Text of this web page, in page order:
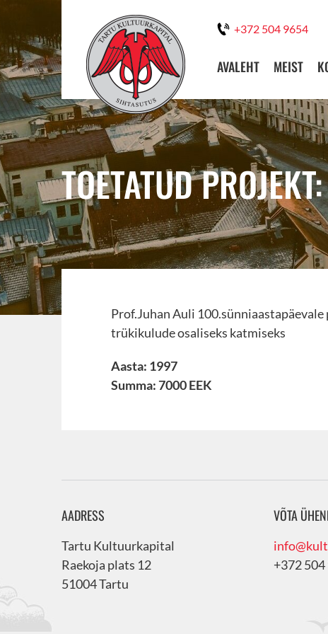
+372 504 9654
AVALEHT MEIST
TOETATUD
Prof.Juhan Auli
trükikulude osaliseks katmiseks
Aasta: 1997
Summa: 7000 EEK
AADRESS
Tartu Kultuurkapital
Raekoja plats 12
51004 Tartu
VÕTA
+372